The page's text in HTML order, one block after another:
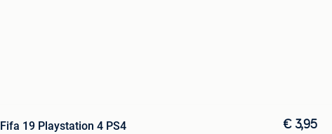
Fifa 19 Playstation 4 PS4 € 3,95